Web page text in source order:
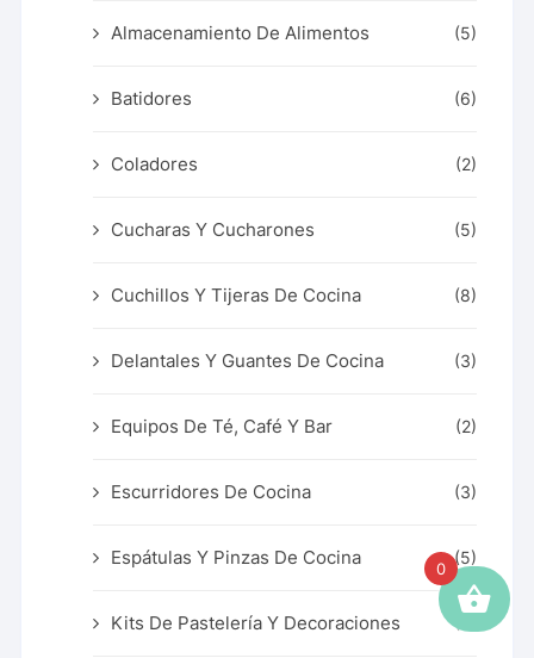
Almacenamiento De Alimentos (5)
Batidores (6)
Coladores (2)
Cucharas Y Cucharones (5)
Cuchillos Y Tijeras De Cocina (8)
Delantales Y Guantes De Cocina (3)
Equipos De Té, Café Y Bar (2)
Escurridores De Cocina (3)
Espátulas Y Pinzas De Cocina (5)
Kits De Pastelería Y Decoraciones (3)
0